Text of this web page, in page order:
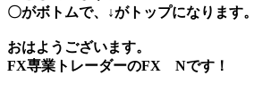
〇がボトムで、↓がトップになります。
おはようございます。
FX専業トレーダーのFX Nです！